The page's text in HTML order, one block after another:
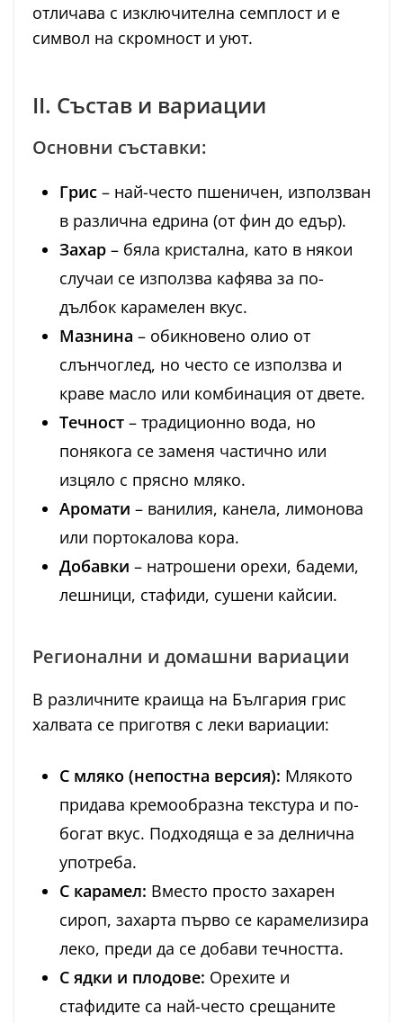
отличава с изключителна семплост и е
символ на скромност и уют.
II. Състав и вариации
Основни съставки:
Грис – най-често пшеничен, използван
в различна едрина (от фин до едър).
Захар – бяла кристална, като в някои
случаи се използва кафява за по-
дълбок карамелен вкус.
Мазнина – обикновено олио от
слънчоглед, но често се използва и
краве масло или комбинация от двете.
Течност – традиционно вода, но
понякога се заменя частично или
изцяло с прясно мляко.
Аромати – ванилия, канела, лимонова
или портокалова кора.
Добавки – натрошени орехи, бадеми,
лешници, стафиди, сушени кайсии.
Регионални и домашни вариации
В различните краища на България грис
халвата се приготвя с леки вариации:
С мляко (непостна версия): Млякото
придава кремообразна текстура и по-
богат вкус. Подходяща е за делнична
употреба.
С карамел: Вместо просто захарен
сироп, захарта първо се карамелизира
леко, преди да се добави течността.
С ядки и плодове: Орехите и
стафидите са най-често срещаните